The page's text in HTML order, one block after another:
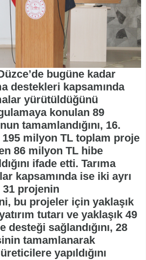
bugüne kadar
destekleri kapsamında
yürütüldüğünü
konulan 89
tamamlandığını, 16.
milyon TL toplam proje
86 milyon TL hibe
ifade etti. Tarıma
kapsamında ise iki ayrı
projenin
bu projeler için yaklaşık
tutarı ve yaklaşık 49
desteği sağlandığını, 28
tamamlanarak
yapıldığını